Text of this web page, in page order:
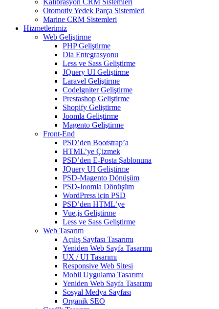
Kalibrasyon CRM Sistemleri
Otomotiv Yedek Parça Sistemleri
Marine CRM Sistemleri
Hizmetlerimiz
Web Geliştirme
PHP Geliştirme
Dia Entegrasyonu
Less ve Sass Geliştirme
JQuery UI Geliştirme
Laravel Geliştirme
Codelgniter Geliştirme
Prestashop Geliştirme
Shopify Geliştirme
Joomla Geliştirme
Magento Geliştirme
Front-End
PSD’den Bootstrap’a
HTML’ye Çizmek
PSD’den E-Posta Şablonuna
JQuery UI Geliştirme
PSD-Magento Dönüşüm
PSD-Joomla Dönüşüm
WordPress için PSD
PSD’den HTML’ye
Vue.js Geliştirme
Less ve Sass Geliştirme
Web Tasarım
Açılış Sayfası Tasarımı
Yeniden Web Sayfa Tasarımı
UX / UI Tasarımı
Responsive Web Sitesi
Mobil Uygulama Tasarımı
Yeniden Web Sayfa Tasarımı
Sosyal Medya Sayfası
Organik SEO